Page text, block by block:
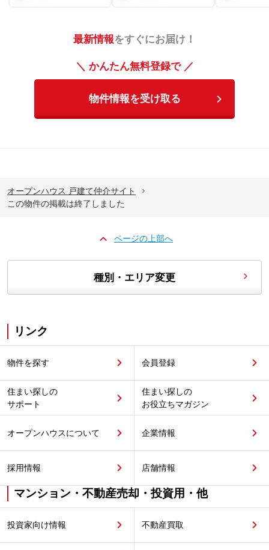
最新情報をすぐにお届け！
＼ かんたん無料登録で ／
物件情報を受け取る
オープンハウス 戸建て仲介サイト
この物件の掲載は終了しました
ページの上部へ
種別・エリア変更
リンク
物件を探す 会員登録
住まい探しの
サポート
住まい探しの
お役立ちマガジン
オープンハウスについて 企業情報
採用情報 店舗情報
マンション・不動産売却・投資用・他
投資家向け情報 不動産買取